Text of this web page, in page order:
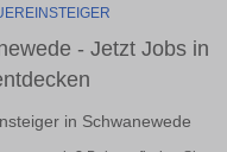
- Jetzt Jobs in
in Schwanewede